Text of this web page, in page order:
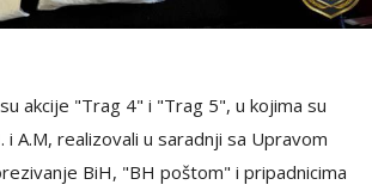
akcije "Trag 4" i "Trag 5", u kojima su
i A.M, realizovali u saradnji sa Upravom
BiH, "BH poštom" i pripadnicima